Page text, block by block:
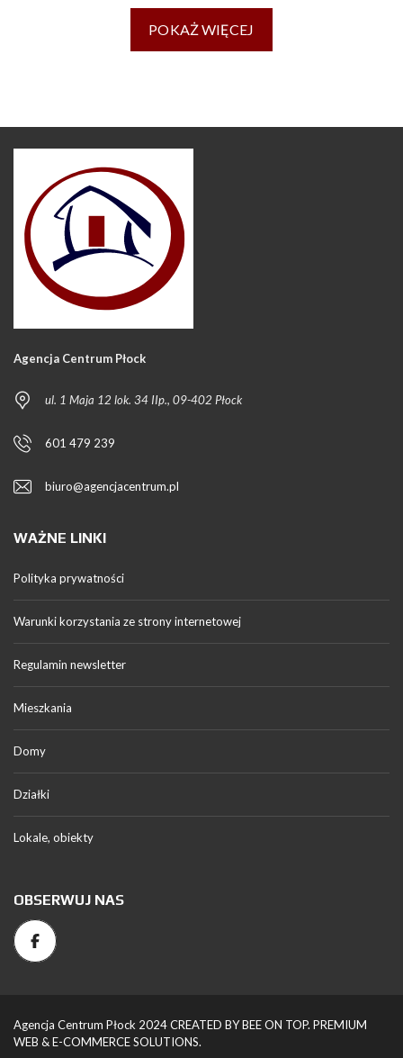
POKAŻ WIĘCEJ
Agencja Centrum Płock
ul. 1 Maja 12 lok. 34 IIp., 09-402 Płock
601 479 239
biuro@agencjacentrum.pl
WAŻNE LINKI
Polityka prywatności
Warunki korzystania ze strony internetowej
Regulamin newsletter
Mieszkania
Domy
Działki
Lokale, obiekty
OBSERWUJ NAS
Agencja Centrum Płock 2024 CREATED BY BEE ON TOP. PREMIUM
WEB & E-COMMERCE SOLUTIONS.